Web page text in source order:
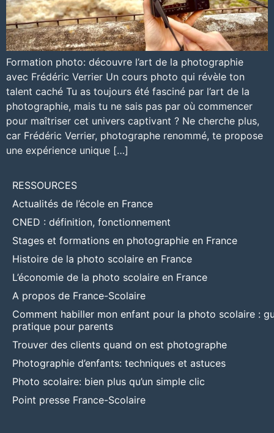
Formation photo: découvre l’art de la photographie
avec Frédéric Verrier Un cours photo qui révèle ton
talent caché Tu as toujours été fasciné par l’art de la
photographie, mais tu ne sais pas par où commencer
pour maîtriser cet univers captivant ? Ne cherche plus,
car Frédéric Verrier, photographe renommé, te propose
une expérience unique […]
RESSOURCES
Actualités de l’école en France
CNED : définition, fonctionnement
Stages et formations en photographie en France
Histoire de la photo scolaire en France
L’économie de la photo scolaire en France
A propos de France-Scolaire
Comment habiller mon enfant pour la photo scolaire :
pratique pour parents
Trouver des clients quand on est photographe
Photographie d’enfants: techniques et astuces
Photo scolaire: bien plus qu’un simple clic
Point presse France-Scolaire